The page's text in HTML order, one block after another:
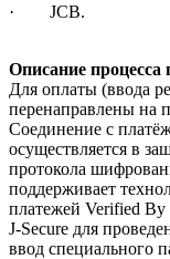
· JCB.
Описание процесса
Для оплаты (ввода
перенаправлены
Соединение с
осуществляется в
протокола
поддерживает
платежей Verified By
J-Secure для
ввод специального